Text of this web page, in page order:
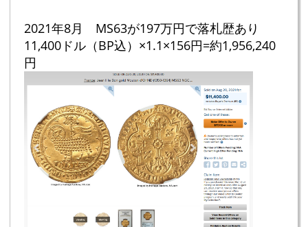
2021年8月 MS63が197万円で落札歴あり
11,400ドル（BP込）×1.1×156円=約1,956,240
円